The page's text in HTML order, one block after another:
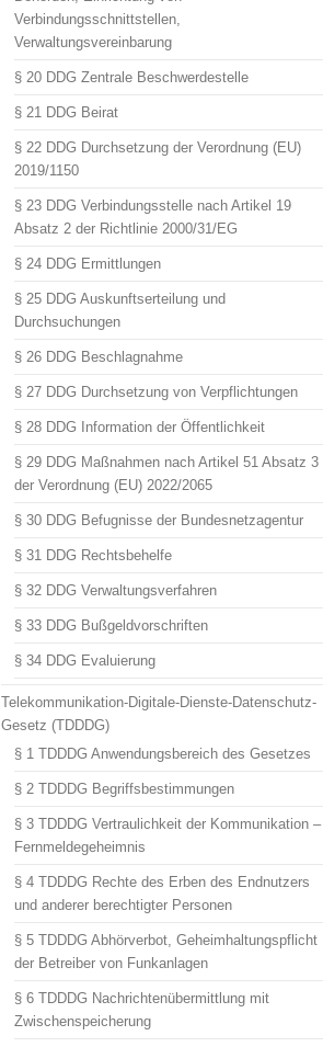
Verbindungsschnittstellen,
Verwaltungsvereinbarung
§ 20 DDG Zentrale Beschwerdestelle
§ 21 DDG Beirat
§ 22 DDG Durchsetzung der Verordnung (EU)
2019/1150
§ 23 DDG Verbindungsstelle nach Artikel 19
Absatz 2 der Richtlinie 2000/31/EG
§ 24 DDG Ermittlungen
§ 25 DDG Auskunftserteilung und
Durchsuchungen
§ 26 DDG Beschlagnahme
§ 27 DDG Durchsetzung von Verpflichtungen
§ 28 DDG Information der Öffentlichkeit
§ 29 DDG Maßnahmen nach Artikel 51 Absatz 3
der Verordnung (EU) 2022/2065
§ 30 DDG Befugnisse der Bundesnetzagentur
§ 31 DDG Rechtsbehelfe
§ 32 DDG Verwaltungsverfahren
§ 33 DDG Bußgeldvorschriften
§ 34 DDG Evaluierung
Telekommunikation-Digitale-Dienste-Datenschutz-
Gesetz (TDDDG)
§ 1 TDDDG Anwendungsbereich des Gesetzes
§ 2 TDDDG Begriffsbestimmungen
§ 3 TDDDG Vertraulichkeit der Kommunikation –
Fernmeldegeheimnis
§ 4 TDDDG Rechte des Erben des Endnutzers
und anderer berechtigter Personen
§ 5 TDDDG Abhörverbot, Geheimhaltungspflicht
der Betreiber von Funkanlagen
§ 6 TDDDG Nachrichtenübermittlung mit
Zwischenspeicherung